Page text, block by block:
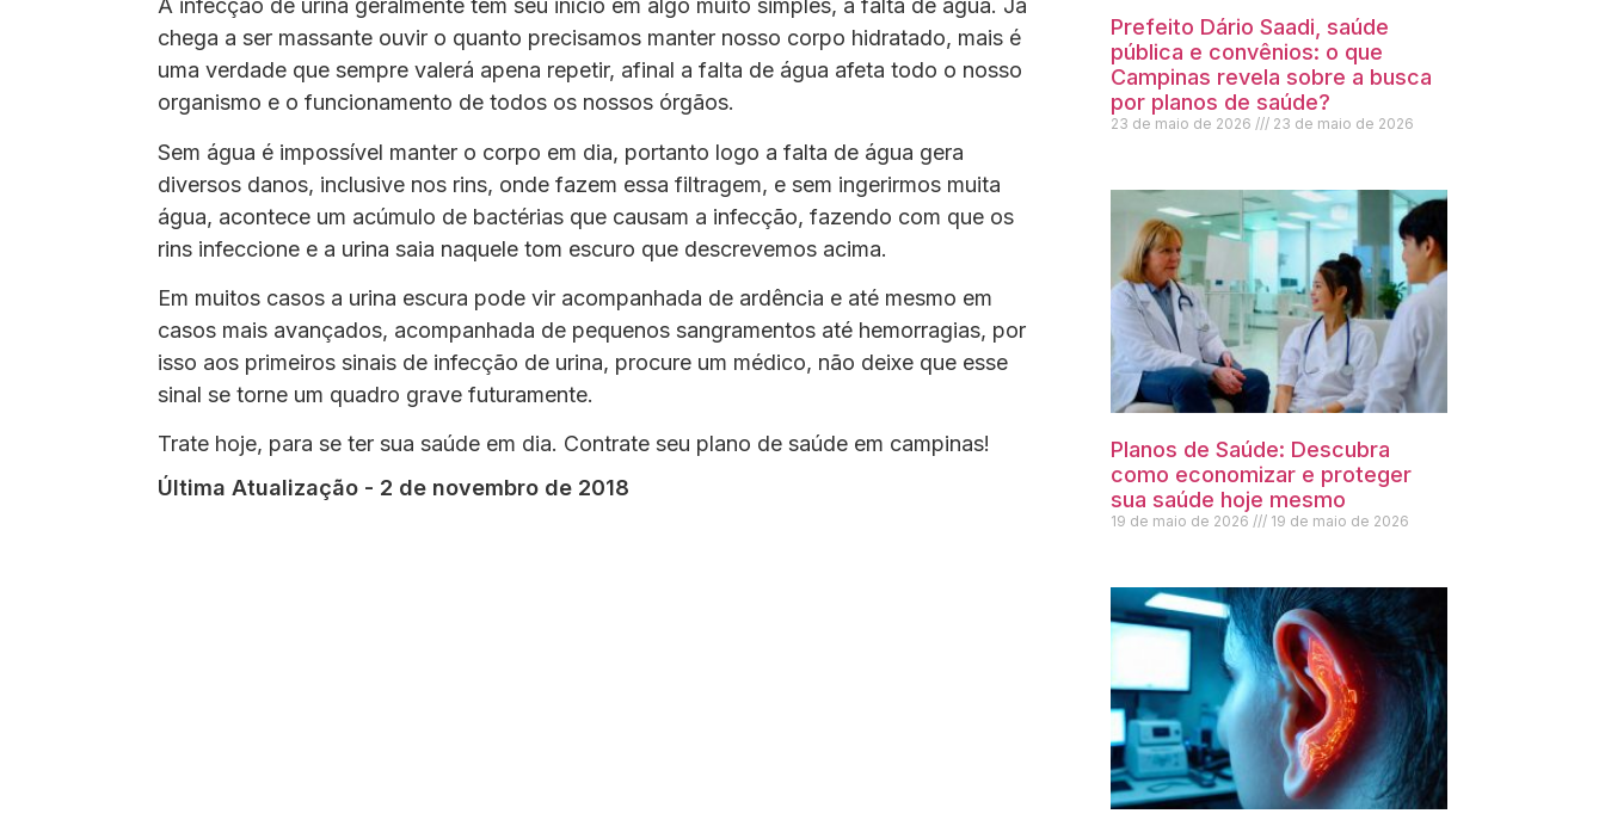
A infecção de urina geralmente tem seu início em algo muito simples, a falta de água. Já
chega a ser massante ouvir o quanto precisamos manter nosso corpo hidratado, mais é
uma verdade que sempre valerá apena repetir, afinal a falta de água afeta todo o nosso
organismo e o funcionamento de todos os nossos órgãos.
Sem água é impossível manter o corpo em dia, portanto logo a falta de água gera
diversos danos, inclusive nos rins, onde fazem essa filtragem, e sem ingerirmos muita
água, acontece um acúmulo de bactérias que causam a infecção, fazendo com que os
rins infeccione e a urina saia naquele tom escuro que descrevemos acima.
Em muitos casos a urina escura pode vir acompanhada de ardência e até mesmo em
casos mais avançados, acompanhada de pequenos sangramentos até hemorragias, por
isso aos primeiros sinais de infecção de urina, procure um médico, não deixe que esse
sinal se torne um quadro grave futuramente.
Trate hoje, para se ter sua saúde em dia. Contrate seu plano de saúde em campinas!
Última Atualização - 2 de novembro de 2018
Prefeito Dário Saadi, saúde
pública e convênios: o que
Campinas revela sobre a busca
por planos de saúde?
23 de maio de 2026 23 de maio de 2026
Planos de Saúde: Descubra
como economizar e proteger
sua saúde hoje mesmo
19 de maio de 2026 19 de maio de 2026